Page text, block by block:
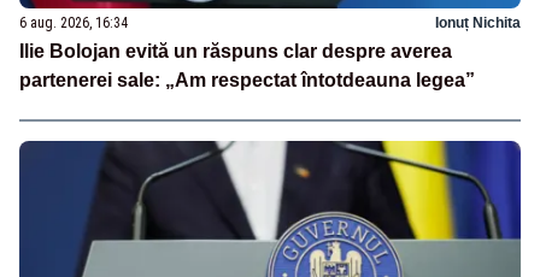
6 aug. 2026, 16:34 Ionuț Nichita
Ilie Bolojan evită un răspuns clar despre averea
partenerei sale: „Am respectat întotdeauna legea”